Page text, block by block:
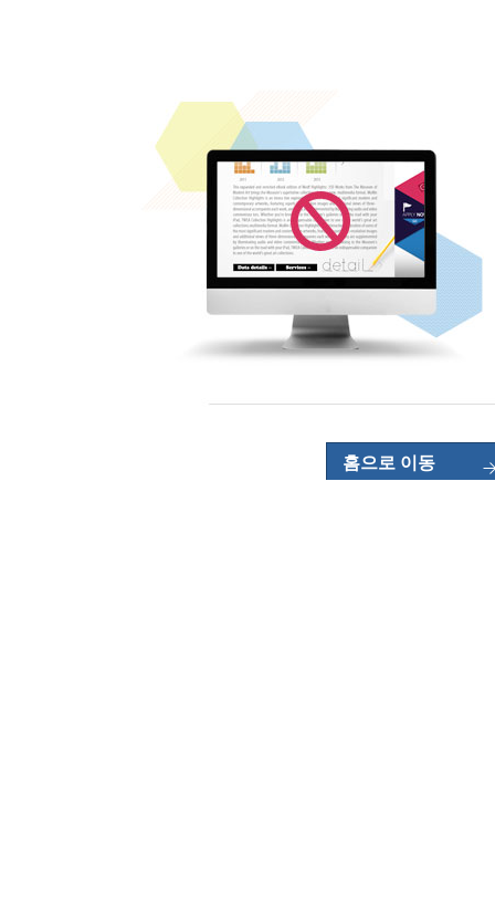
홈으로 이동